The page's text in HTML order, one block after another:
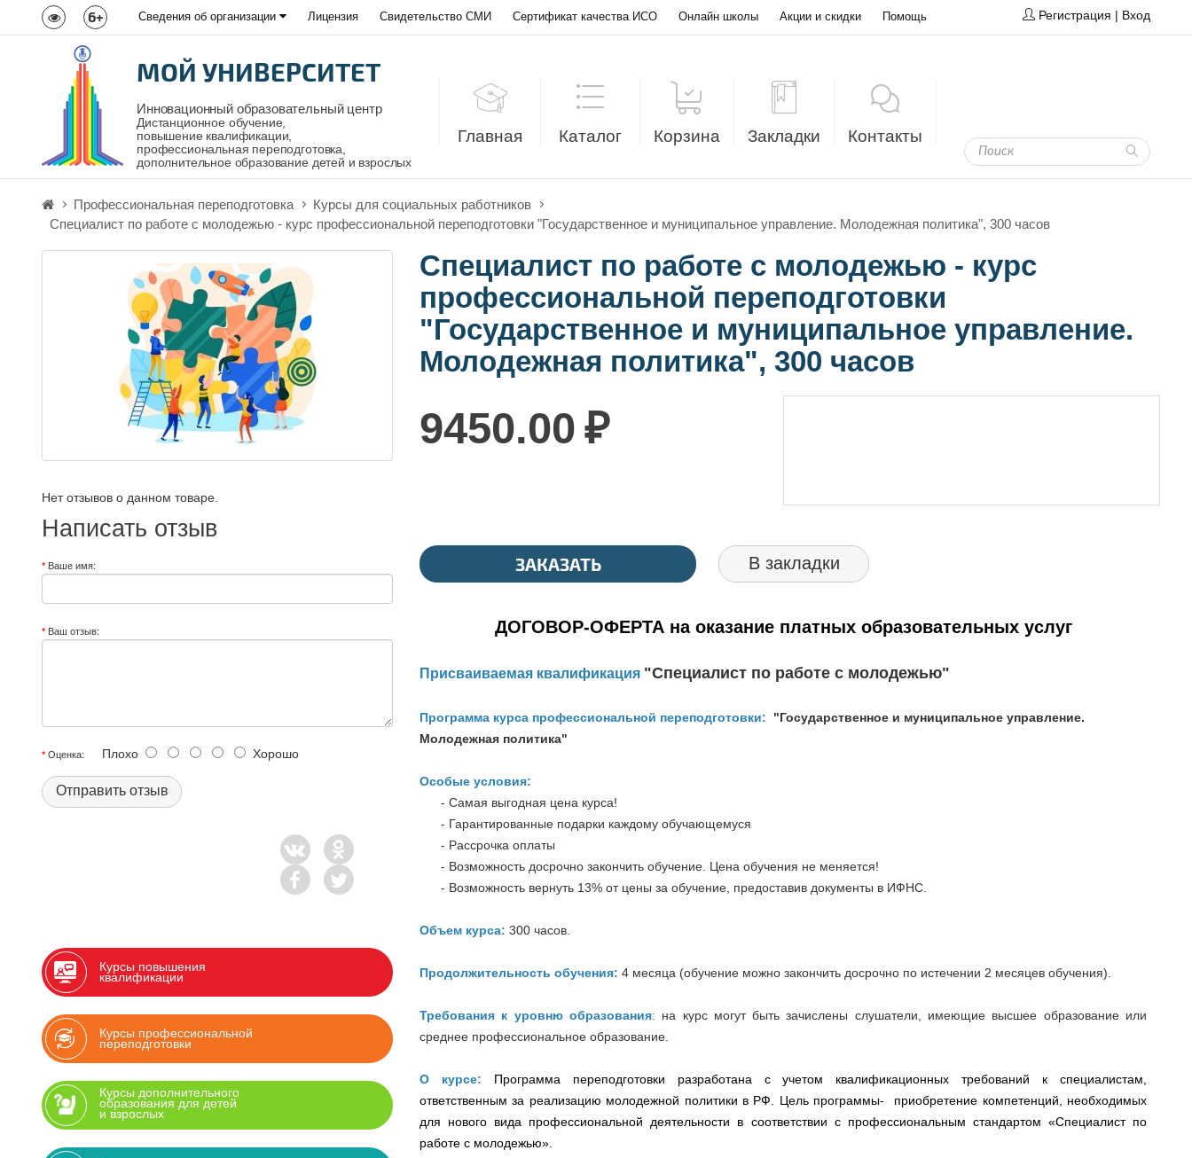
6+ Сведения об организации Лицензия Свидетельство СМИ Сертификат качества ИСО Онлайн школы Акции и скидки Помощь Регистрация | Вход
МОЙ УНИВЕРСИТЕТ
Инновационный образовательный центр
Дистанционное обучение,
повышение квалификации,
профессиональная переподготовка,
дополнительное образование детей и взрослых
Главная Каталог Корзина Закладки Контакты
Профессиональная переподготовка
Курсы для социальных работников
Специалист по работе с молодежью - курс профессиональной переподготовки "Государственное и муниципальное управление. Молодежная политика", 300 часов
Нет отзывов о данном товаре.
Написать отзыв
Ваше имя:
Ваш отзыв:
Оценка: Плохо Хорошо
Отправить отзыв
Курсы повышения
квалификации
Курсы профессиональной
переподготовки
Курсы дополнительного
образования для детей
и взрослых
Специалист по работе с молодежью - курс
профессиональной переподготовки
"Государственное и муниципальное управление.
Молодежная политика", 300 часов
9450.00 ₽
ЗАКАЗАТЬ В закладки
ДОГОВОР-ОФЕРТА на оказание платных образовательных услуг
Присваиваемая квалификация "Специалист по работе с молодежью"
Программа курса профессиональной переподготовки:
"Государственное и муниципальное управление.
Молодежная политика"
Особые условия:
- Самая выгодная цена курса!
- Гарантированные подарки каждому обучающемуся
- Рассрочка оплаты
- Возможность досрочно закончить обучение. Цена обучения не меняется!
- Возможность вернуть 13% от цены за обучение, предоставив документы в ИФНС.
Объем курса: 300 часов.
Продолжительность обучения: 4 месяца (обучение можно закончить досрочно по истечении 2 месяцев обучения).
Требования к уровню образования: на курс могут быть зачислены слушатели, имеющие высшее образование или
среднее профессиональное образование.
О курсе: Программа переподготовки разработана с учетом квалификационных требований к специалистам,
ответственным за реализацию молодежной политики в РФ.
Цель программы-
приобретение компетенций, необходимых
для нового вида профессиональной деятельности в соответствии с профессиональным стандартом «Специалист по
работе с молодежью».